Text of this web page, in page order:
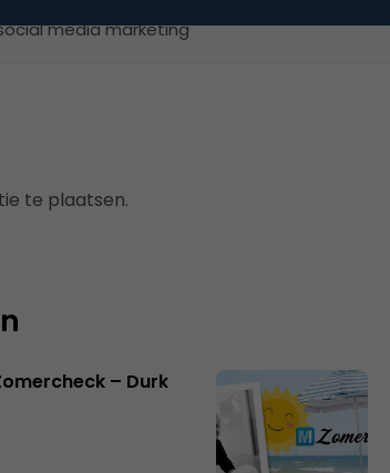
media marketing
te plaatsen.
– Durk